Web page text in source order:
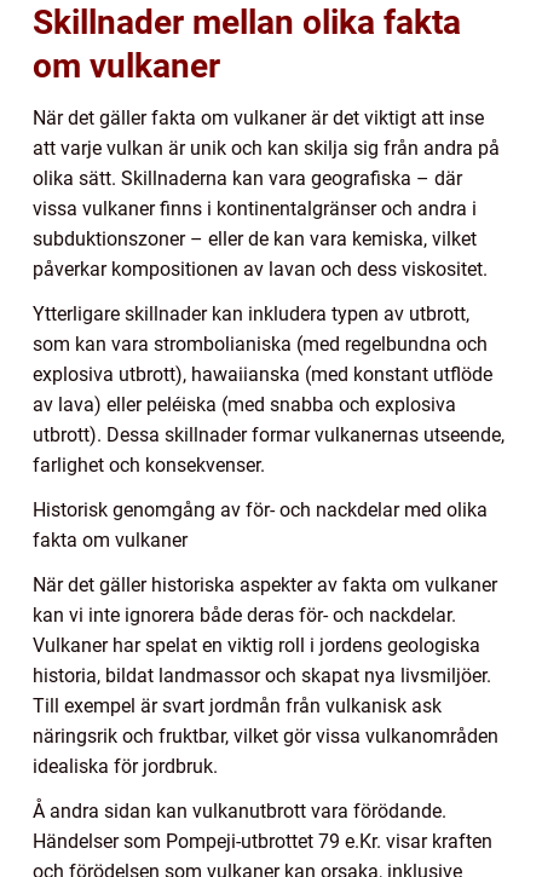
Skillnader mellan olika fakta
om vulkaner
När det gäller fakta om vulkaner är det viktigt att inse
att varje vulkan är unik och kan skilja sig från andra på
olika sätt. Skillnaderna kan vara geografiska – där
vissa vulkaner finns i kontinentalgränser och andra i
subduktionszoner – eller de kan vara kemiska, vilket
påverkar kompositionen av lavan och dess viskositet.
Ytterligare skillnader kan inkludera typen av utbrott,
som kan vara strombolianiska (med regelbundna och
explosiva utbrott), hawaiianska (med konstant utflöde
av lava) eller peléiska (med snabba och explosiva
utbrott). Dessa skillnader formar vulkanernas utseende,
farlighet och konsekvenser.
Historisk genomgång av för- och nackdelar med olika
fakta om vulkaner
När det gäller historiska aspekter av fakta om vulkaner
kan vi inte ignorera både deras för- och nackdelar.
Vulkaner har spelat en viktig roll i jordens geologiska
historia, bildat landmassor och skapat nya livsmiljöer.
Till exempel är svart jordmån från vulkanisk ask
näringsrik och fruktbar, vilket gör vissa vulkanområden
idealiska för jordbruk.
Å andra sidan kan vulkanutbrott vara förödande.
Händelser som Pompeji-utbrottet 79 e.Kr. visar kraften
och förödelsen som vulkaner kan orsaka, inklusive